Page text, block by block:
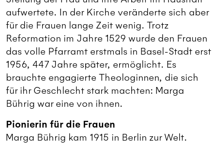
aufwertete. In der Kirche veränderte sich aber
für die Frauen lange Zeit wenig. Trotz
Reformation im Jahre 1529 wurde den Frauen
das volle Pfarramt erstmals in Basel-Stadt erst
1956, 447 Jahre später, ermöglicht. Es
brauchte engagierte Theologinnen, die sich
für ihr Geschlecht stark machten: Marga
Bührig war eine von ihnen.
Pionierin für die Frauen
Marga Bührig kam 1915 in Berlin zur Welt.